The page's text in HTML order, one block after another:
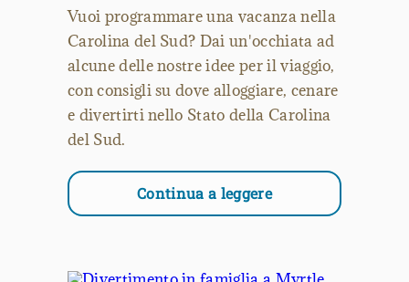
Vuoi programmare una vacanza nella
Carolina del Sud? Dai un'occhiata ad
alcune delle nostre idee per il viaggio,
con consigli su dove alloggiare, cenare
e divertirti nello Stato della Carolina
del Sud.
Continua a leggere